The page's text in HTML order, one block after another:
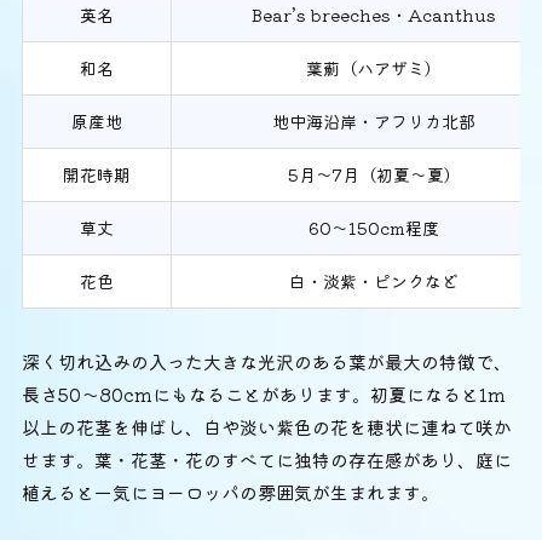
英名 Bear’s breeches・Acanthus
和名 葉薊（ハアザミ）
原産地 地中海沿岸・アフリカ北部
開花時期 5月〜7月（初夏〜夏）
草丈 60〜150cm程度
花色 白・淡紫・ピンクなど
深く切れ込みの入った大きな光沢のある葉が最大の特徴で、
長さ50〜80cmにもなることがあります。初夏になると1m
以上の花茎を伸ばし、白や淡い紫色の花を穂状に連ねて咲か
せます。葉・花茎・花のすべてに独特の存在感があり、庭に
植えると一気にヨーロッパの雰囲気が生まれます。